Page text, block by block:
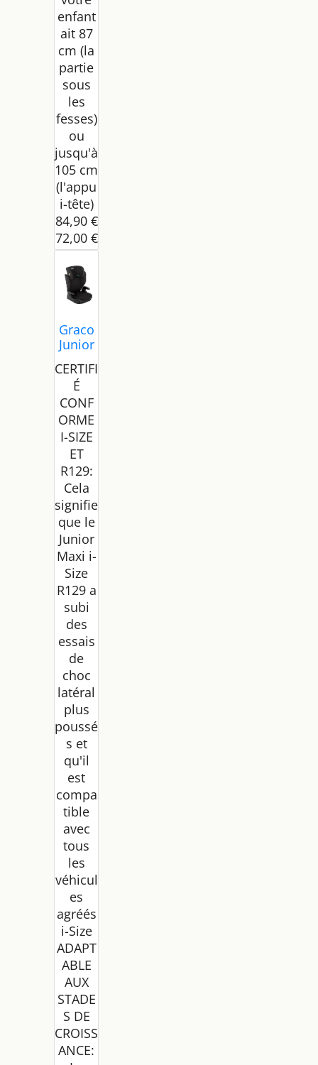
enfant
ait 87
cm (la
partie
sous
les
fesses)
ou
jusqu'à
105 cm
(l'appu
i-tête)
84,90 €
72,00 €
-15%
Graco
Junior
Size
R129R
ehauss
eur à
Dossie
r Haut,
env,
3,5-12
Ans
(100-
150
cm),
Rehau
sseur
de
Siège
pour
enfant,
Accou
doirs
et
Appui-
Tête
Réglab
les en
Hauteu
r,
Léger,
avec
Porte-
Boisso
n, Noir
CERTIFI
É
CONF
ORME
I-SIZE
ET
R129:
Cela
signifie
que le
Junior
Maxi i-
Size
R129 a
subi
des
essais
de
choc
latéral
plus
poussé
s et
qu'il
est
compa
tible
avec
tous
les
véhicul
es
agréés
i-Size
ADAPT
ABLE
AUX
STADE
S DE
CROISS
ANCE: